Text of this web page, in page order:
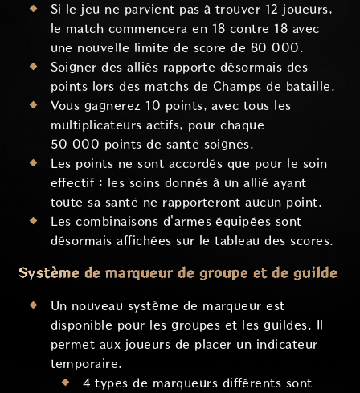
Si le jeu ne parvient pas à trouver 12 joueurs,
le match commencera en 18 contre 18 avec
une nouvelle limite de score de 80 000.
Soigner des alliés rapporte désormais des
points lors des matchs de Champs de bataille.
Vous gagnerez 10 points, avec tous les
multiplicateurs actifs, pour chaque
50 000 points de santé soignés.
Les points ne sont accordés que pour le soin
effectif : les soins donnés à un allié ayant
toute sa santé ne rapporteront aucun point.
Les combinaisons d'armes équipées sont
désormais affichées sur le tableau des scores.
Système de marqueur de groupe et de guilde
Un nouveau système de marqueur est
disponible pour les groupes et les guildes. Il
permet aux joueurs de placer un indicateur
temporaire.
4 types de marqueurs différents sont